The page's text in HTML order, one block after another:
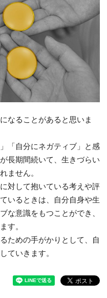
なることがあると思いま
「自分にネガティブ」と感
長期間続いて、生きづらい
ません。
対して抱いている考えや評
いるときは、自分自身や生
な意識をもつことができ、
す。
ための手がかりとして、自
ていきます。